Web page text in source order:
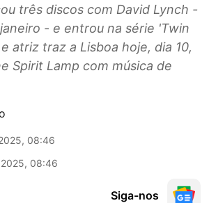
três discos com David Lynch -
- e entrou na série 'Twin
atriz traz a Lisboa hoje, dia 10,
Spirit Lamp com música de
08:46
08:46
Siga-nos